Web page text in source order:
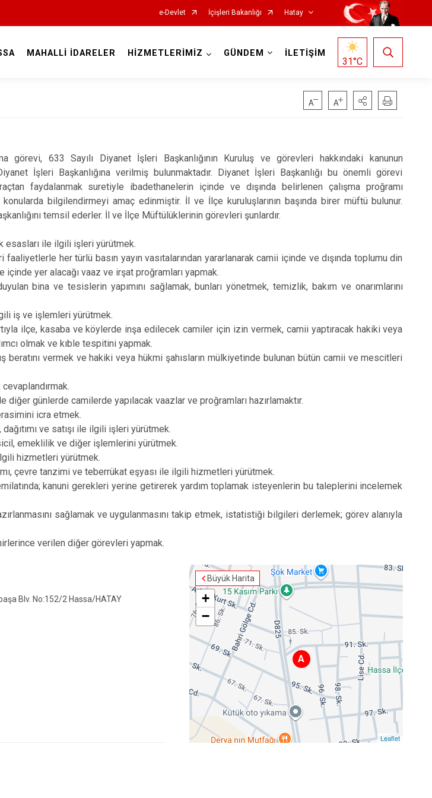
e-Devlet İçişleri Bakanlığı Hatay
Altınözü
Belen
Dörtyol
Erzin
Hassa
İskenderun
Kumlu
Reyhanlı
Samandağ
Yayladağı
Arsuz
MAHALLİ İDARELER HİZMETLERİMİZ GÜNDEM İLETİŞİM
31°C
görevi, 633 Sayılı Diyanet İşleri Başkanlığının Kuruluş ve görevleri hakkındaki kanunun
İşleri Başkanlığına verilmiş bulunmaktadır. Diyanet İşleri Başkanlığı bu önemli görevi
faydalanmak suretiyle ibadethanelerin içinde ve dışında belirlenen çalışma proğramı
konularda bilgilendirmeyi amaç edinmiştir. İl ve İlçe kuruluşlarının başında birer müftü bulunur.
temsil ederler. İl ve İlçe Müftülüklerinin görevleri şunlardır.
esasları ile ilgili işleri yürütmek.
her türlü basın yayın vasıtalarından yararlanarak camii içinde ve dışında toplumu din
içinde yer alacağı vaaz ve irşat proğramları yapmak.
bina ve tesislerin yapımını sağlamak, bunları yönetmek, temizlik, bakım ve onarımlarını
iş ve işlemleri yürütmek.
ilçe, kasaba ve köylerde inşa edilecek camiler için izin vermek, camii yaptıracak hakiki veya
olmak ve kıble tespitini yapmak.
beratını vermek ve hakiki veya hükmi şahısların mülkiyetinde bulunan bütün camii ve mescitleri
diğer günlerde camilerde yapılacak vaazlar ve proğramları hazırlamaktır.
icra etmek.
dağıtımı ve satışı ile ilgili işleri yürütmek.
emeklilik ve diğer işlemlerini yürütmek.
hizmetleri yürütmek.
çevre tanzimi ve teberrükat eşyası ile ilgili hizmetleri yürütmek.
kanuni gerekleri yerine getirerek yardım toplamak isteyenlerin bu taleplerini incelemek
sağlamak ve uygulanmasını takip etmek, istatistiği bilgileri derlemek; görev alanıyla
verilen diğer görevleri yapmak.
Büyük Harita
A
+
−
Leaflet
Blv. No:152/2 Hassa/HATAY